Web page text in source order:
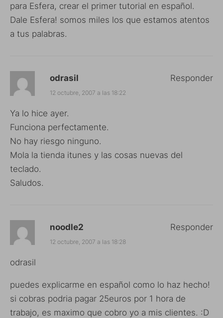
para Esfera, crear el primer tutorial en español.
Dale Esfera! somos miles los que estamos atentos
a tus palabras.
odrasil
12 octubre, 2007 a las 18:22
Ya lo hice ayer.
Funciona perfectamente.
No hay riesgo ninguno.
Mola la tienda itunes y las cosas nuevas del
teclado.
Saludos.
Responder
noodle2
12 octubre, 2007 a las 18:28
odrasil
puedes explicarme en español como lo haz hecho!
si cobras podria pagar 25euros por 1 hora de
trabajo, es maximo que cobro yo a mis clientes. :D
Responder